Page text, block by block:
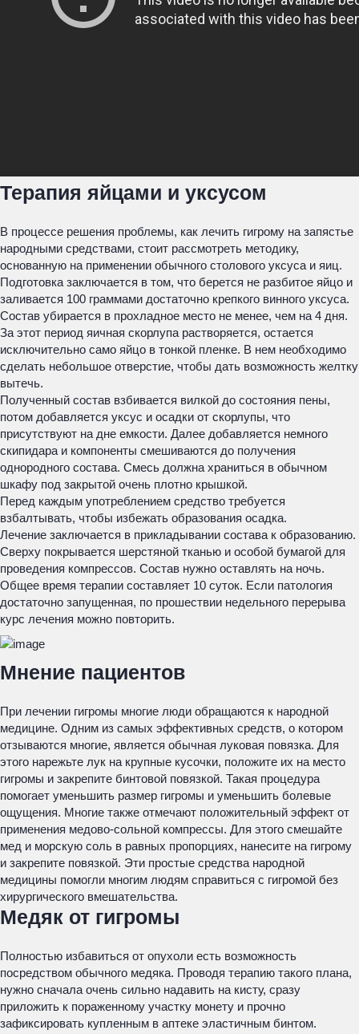
Терапия яйцами и уксусом
В процессе решения проблемы, как лечить гигрому на запястье
народными средствами, стоит рассмотреть методику,
основанную на применении обычного столового уксуса и яиц.
Подготовка заключается в том, что берется не разбитое яйцо и
заливается 100 граммами достаточно крепкого винного уксуса.
Состав убирается в прохладное место не менее, чем на 4 дня.
За этот период яичная скорлупа растворяется, остается
исключительно само яйцо в тонкой пленке. В нем необходимо
сделать небольшое отверстие, чтобы дать возможность желтку
вытечь.
Полученный состав взбивается вилкой до состояния пены,
потом добавляется уксус и осадки от скорлупы, что
присутствуют на дне емкости. Далее добавляется немного
скипидара и компоненты смешиваются до получения
однородного состава. Смесь должна храниться в обычном
шкафу под закрытой очень плотно крышкой.
Перед каждым употреблением средство требуется
взбалтывать, чтобы избежать образования осадка.
Лечение заключается в прикладывании состава к образованию.
Сверху покрывается шерстяной тканью и особой бумагой для
проведения компрессов. Состав нужно оставлять на ночь.
Общее время терапии составляет 10 суток. Если патология
достаточно запущенная, по прошествии недельного перерыва
курс лечения можно повторить.
Мнение пациентов
При лечении гигромы многие люди обращаются к народной
медицине. Одним из самых эффективных средств, о котором
отзываются многие, является обычная луковая повязка. Для
этого нарежьте лук на крупные кусочки, положите их на место
гигромы и закрепите бинтовой повязкой. Такая процедура
помогает уменьшить размер гигромы и уменьшить болевые
ощущения. Многие также отмечают положительный эффект от
применения медово-сольной компрессы. Для этого смешайте
мед и морскую соль в равных пропорциях, нанесите на гигрому
и закрепите повязкой. Эти простые средства народной
медицины помогли многим людям справиться с гигромой без
хирургического вмешательства.
Медяк от гигромы
Полностью избавиться от опухоли есть возможность
посредством обычного медяка. Проводя терапию такого плана,
нужно сначала очень сильно надавить на кисту, сразу
приложить к пораженному участку монету и прочно
зафиксировать купленным в аптеке эластичным бинтом.